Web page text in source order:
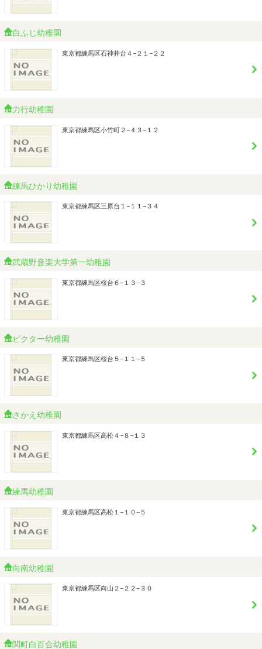
白ふじ幼稚園
東京都練馬区石神井台４−２１−２２
力行幼稚園
東京都練馬区小竹町２−４３−１２
練馬ひかり幼稚園
東京都練馬区三原台１−１１−３４
武蔵野音楽大学第一幼稚園
東京都練馬区桜台６−１３−３
ビクター幼稚園
東京都練馬区桜台５−１１−５
さかえ幼稚園
東京都練馬区高松４−８−１３
練馬幼稚園
東京都練馬区高松１−１０−５
向南幼稚園
東京都練馬区向山２−２２−３０
関町白百合幼稚園